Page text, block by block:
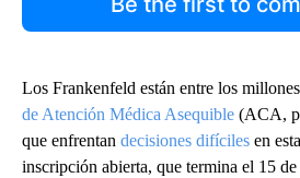
Los Frankenfeld están entre los
de Atención Médica Asequible (ACA,
que enfrentan decisiones difíciles en
inscripción abierta, que termina el 15